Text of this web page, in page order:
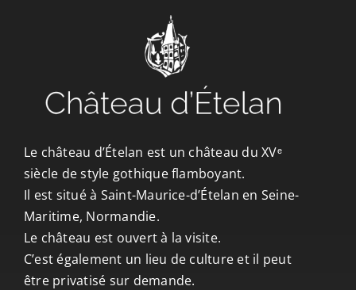
Le château d’Ételan est un château du XVᵉ
siècle de style gothique flamboyant.
Il est situé à Saint-Maurice-d’Ételan en Seine-
Maritime, Normandie.
Le château est ouvert à la visite.
C’est également un lieu de culture et il peut
être privatisé sur demande.